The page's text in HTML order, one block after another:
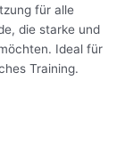
für alle
die starke und
Ideal für
Training.